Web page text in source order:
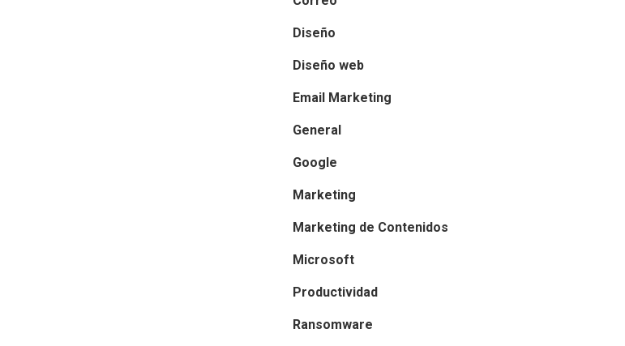
Diseño
Diseño web
Email Marketing
General
Google
Marketing
Marketing de Contenidos
Microsoft
Productividad
Ransomware